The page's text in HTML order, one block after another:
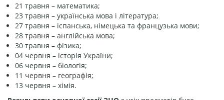
21 травня – математика;
23 травня – українська мова і література;
27 травня – іспанська, німецька та французька мови;
28 травня – англійська мова;
30 травня – фізика;
04 червня – історія України;
06 червня – біологія;
11 червня – географія;
13 червня – хімія.